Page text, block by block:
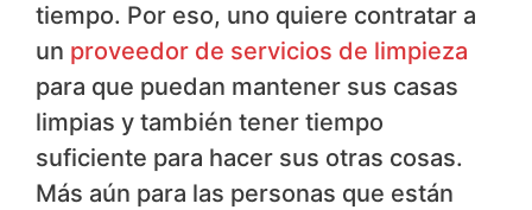
tiempo. Por eso, uno quiere contratar a
un proveedor de servicios de limpieza
para que puedan mantener sus casas
limpias y también tener tiempo
suficiente para hacer sus otras cosas.
Más aún para las personas que están